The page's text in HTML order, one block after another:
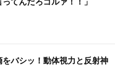
てんだろゴルァ！！」
をバシッ！動体視力と反射神